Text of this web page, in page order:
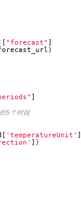
"forecast"
)
5个时段
'temperatureUnit'
}